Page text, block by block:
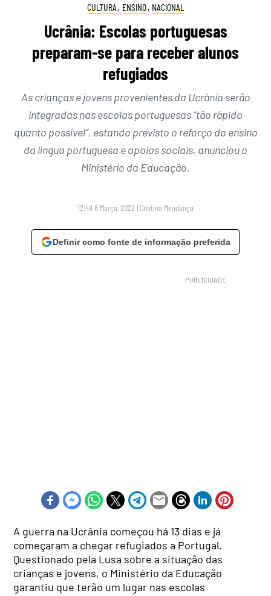
CULTURA, ENSINO, NACIONAL
Ucrânia: Escolas portuguesas
preparam-se para receber alunos
refugiados
As crianças e jovens provenientes da Ucrânia serão
integradas nas escolas portuguesas “tão rápido
quanto possível”, estando previsto o reforço do ensino
da língua portuguesa e apoios sociais, anunciou o
Ministério da Educação.
12:49 8 Março, 2022 | Cristina Mendonça
Definir como fonte de informação preferida
A guerra na Ucrânia começou há 13 dias e já
começaram a chegar refugiados a Portugal.
Questionado pela Lusa sobre a situação das
crianças e jovens, o Ministério da Educação
garantiu que terão um lugar nas escolas